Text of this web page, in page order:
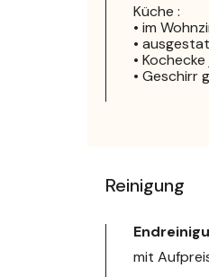
Küche :
• im
•
• Kochecke
• Geschirr
Reinigung
mit